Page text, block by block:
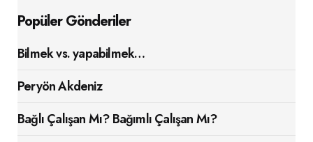
Popüler Gönderiler
Bilmek vs. yapabilmek…
Peryön Akdeniz
Bağlı Çalışan Mı? Bağımlı Çalışan Mı?